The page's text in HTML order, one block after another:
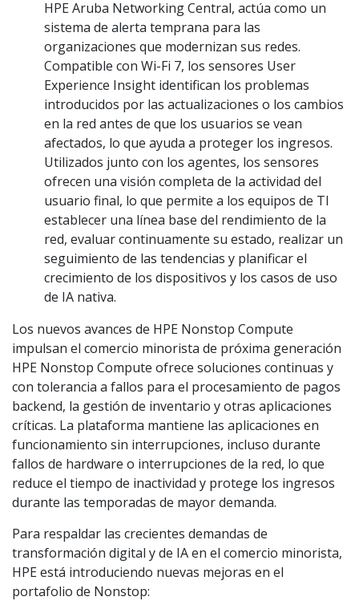
HPE Aruba Networking Central, actúa como un
sistema de alerta temprana para las
organizaciones que modernizan sus redes.
Compatible con Wi-Fi 7, los sensores User
Experience Insight identifican los problemas
introducidos por las actualizaciones o los cambios
en la red antes de que los usuarios se vean
afectados, lo que ayuda a proteger los ingresos.
Utilizados junto con los agentes, los sensores
ofrecen una visión completa de la actividad del
usuario final, lo que permite a los equipos de TI
establecer una línea base del rendimiento de la
red, evaluar continuamente su estado, realizar un
seguimiento de las tendencias y planificar el
crecimiento de los dispositivos y los casos de uso
de IA nativa.
Los nuevos avances de HPE Nonstop Compute
impulsan el comercio minorista de próxima generación
HPE Nonstop Compute ofrece soluciones continuas y
con tolerancia a fallos para el procesamiento de pagos
backend, la gestión de inventario y otras aplicaciones
críticas. La plataforma mantiene las aplicaciones en
funcionamiento sin interrupciones, incluso durante
fallos de hardware o interrupciones de la red, lo que
reduce el tiempo de inactividad y protege los ingresos
durante las temporadas de mayor demanda.
Para respaldar las crecientes demandas de
transformación digital y de IA en el comercio minorista,
HPE está introduciendo nuevas mejoras en el
portafolio de Nonstop: